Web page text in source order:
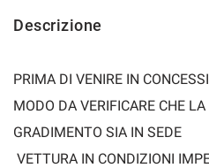
Descrizione
PRIMA DI VENIRE IN
MODO DA VERIFICARE CHE
GRADIMENTO SIA IN SEDE
VETTURA IN CONDIZIONI